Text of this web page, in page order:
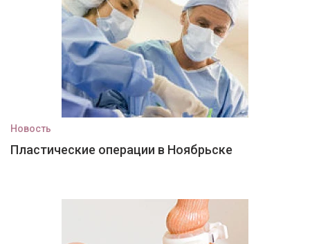
Новость
Пластические операции в Ноябрьске